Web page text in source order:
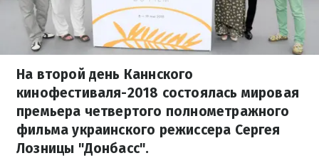
На второй день Каннского
кинофестиваля-2018 состоялась мировая
премьера четвертого полнометражного
фильма украинского режиссера Сергея
Лозницы "Донбасс".